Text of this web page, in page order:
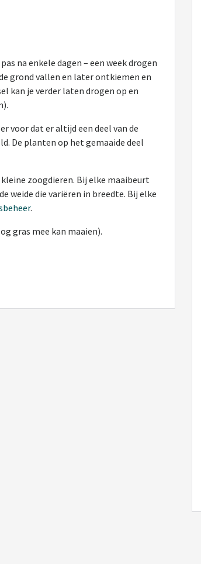
na enkele dagen – een week drogen
grond vallen en later ontkiemen en
kan je verder laten drogen op en
voor dat er altijd een deel van de
De planten op het gemaaide deel
zoogdieren. Bij elke maaibeurt
weide die variëren in breedte. Bij elke
.
gras mee kan maaien).